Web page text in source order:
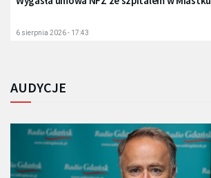
6 sierpnia 2026 - 17:43
AUDYCJE